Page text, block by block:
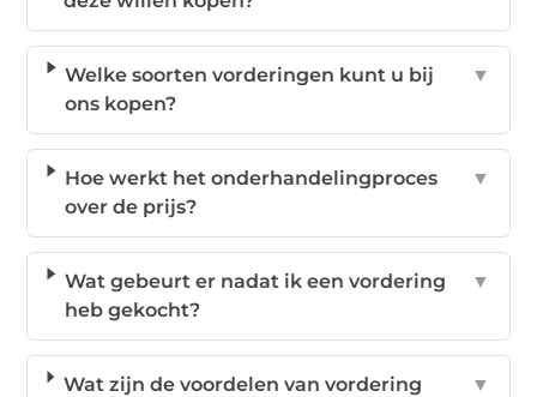
Welke soorten vorderingen kunt u bij
ons kopen?
▼
Hoe werkt het onderhandelingproces
over de prijs?
▼
Wat gebeurt er nadat ik een vordering
heb gekocht?
▼
Wat zijn de voordelen van vordering
▼